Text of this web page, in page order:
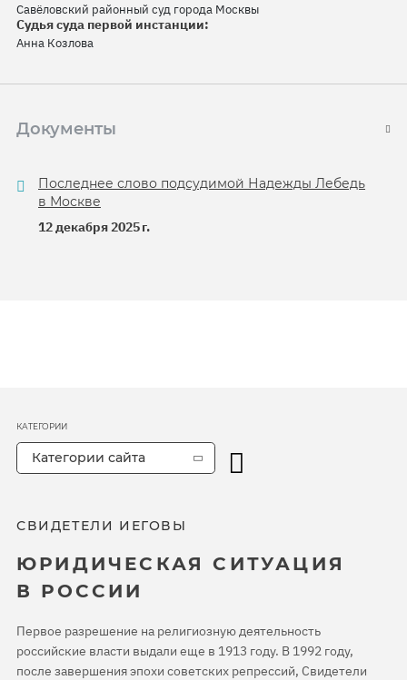
Савёловский районный суд города Москвы
Судья суда первой инстанции:
Анна Козлова
Документы
Последнее слово подсудимой Надежды Лебедь
в Москве
12 декабря 2025 г.
СВИДЕТЕЛИ ИЕГОВЫ
ЮРИДИЧЕСКАЯ СИТУАЦИЯ
В РОССИИ
Первое разрешение на религиозную деятельность
российские власти выдали еще в 1913 году. В 1992 году,
после завершения эпохи советских репрессий, Свидетели
КАТЕГОРИИ
Категории сайта